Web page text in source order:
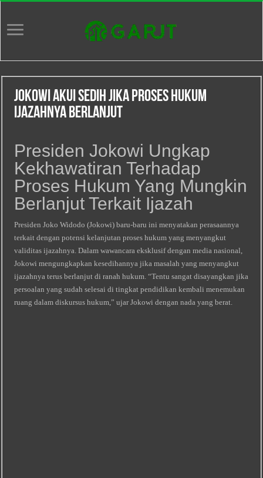
Jokowi Akui Sedih Jika Proses Hukum
Ijazahnya Berlanjut
Presiden Jokowi Ungkap
Kekhawatiran Terhadap
Proses Hukum Yang Mungkin
Berlanjut Terkait Ijazah
Presiden Joko Widodo (Jokowi) baru-baru ini menyatakan perasaannya
terkait dengan potensi kelanjutan proses hukum yang menyangkut
validitas ijazahnya. Dalam wawancara eksklusif dengan media nasional,
Jokowi mengungkapkan kesedihannya jika masalah yang menyangkut
ijazahnya terus berlanjut di ranah hukum. “Tentu sangat disayangkan jika
persoalan yang sudah selesai di tingkat pendidikan kembali menemukan
ruang dalam diskursus hukum,” ujar Jokowi dengan nada yang berat.